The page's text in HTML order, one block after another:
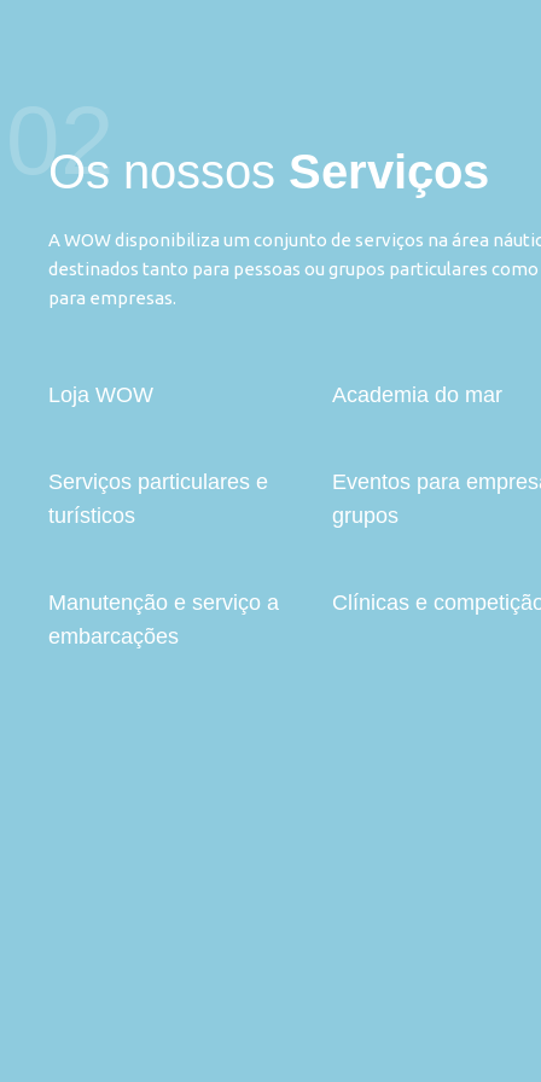
02
Os nossos Serviços
A WOW disponibiliza um conjunto de serviços na área
destinados tanto para pessoas ou grupos particulares como
para empresas.
Loja WOW
Serviços particulares e
turísticos
Manutenção e serviço a
embarcações
Academia do mar
Eventos para
grupos
Clínicas e